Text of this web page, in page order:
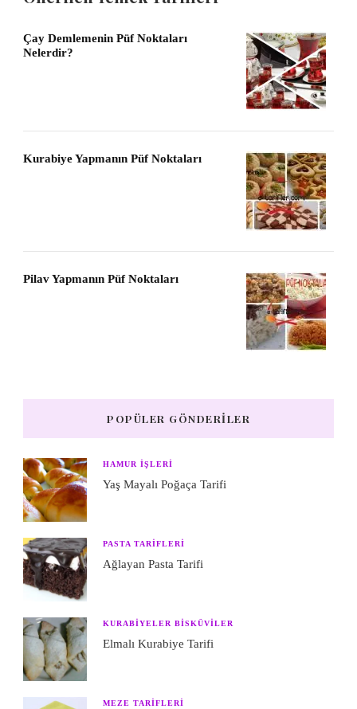
Çay Demlemenin Püf Noktaları
Nelerdir?
Kurabiye Yapmanın Püf Noktaları
Pilav Yapmanın Püf Noktaları
POPÜLER GÖNDERILER
HAMUR IŞLERI
Yaş Mayalı Poğaça Tarifi
PASTA TARIFLERI
Ağlayan Pasta Tarifi
KURABIYELER BISKÜVILER
Elmalı Kurabiye Tarifi
MEZE TARIFLERI